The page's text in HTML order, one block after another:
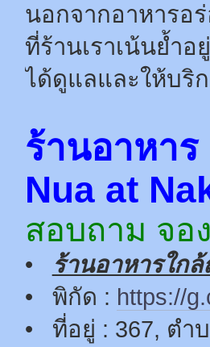
นอกจากอาหารอ
ที่ร้านเราเน้นย้ำอ
ได้ดูแลและให้บ
ร้านอาหา
Nua at
สอบถาม จอ
•
ร้านอาหารใก
• พิกัด : https://
• ที่อยู่ : 367, ตำ